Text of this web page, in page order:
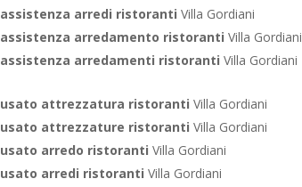
assistenza arredi ristoranti Villa Gordiani
assistenza arredamento ristoranti Villa Gordiani
assistenza arredamenti ristoranti Villa Gordiani
usato attrezzatura ristoranti Villa Gordiani
usato attrezzature ristoranti Villa Gordiani
usato arredo ristoranti Villa Gordiani
usato arredi ristoranti Villa Gordiani